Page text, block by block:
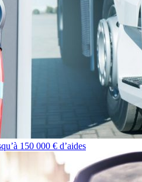
150 000 € d’aides